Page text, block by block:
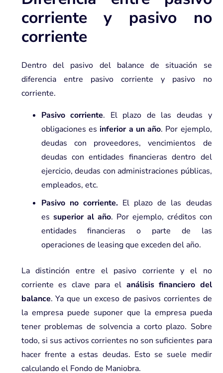
corriente y pasivo no
corriente
Dentro del pasivo del balance de situación se
diferencia entre pasivo corriente y pasivo no
corriente.
Pasivo corriente. El plazo de las deudas y
obligaciones esinferior a un año. Por ejemplo,
deudas con proveedores, vencimientos de
deudas con entidades financieras dentro del
ejercicio, deudas con administraciones públicas,
empleados, etc.
Pasivo no corriente.El plazo de las deudas
es superior al año. Por ejemplo, créditos con
entidades financieras o parte de las
operaciones de leasing que exceden del año.
La distinción entre el pasivo corriente y el no
corriente es clave para el análisis financiero del
balance. Ya que un exceso de pasivos corrientes de
la empresa puede suponer que la empresa pueda
tener problemas de solvenciaa corto plazo. Sobre
todo, si sus activos corrientes no son suficientes para
hacer frente a estas deudas. Esto se suele medir
calculando el Fondo de Maniobra.